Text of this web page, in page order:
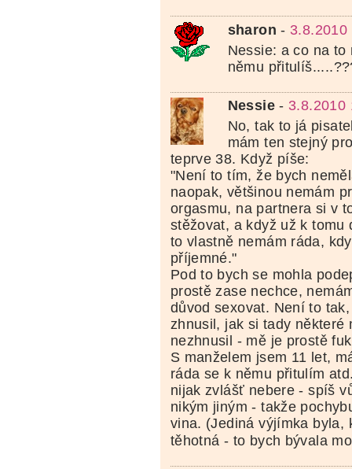
sharon - 3.8.2010
Nessie: a co na to
němu
Nessie- 3.8.2010
No, tak to já
mám ten stejný
teprve 38. Když píše:
"Není to tím, že bych
naopak, většinou nemám
orgasmu, na partnera si v
stěžovat, a když už k tomu
to vlastně nemám ráda,
příjemné."
Pod to bych se mohla
prostě zase nechce,
důvod sexovat. Není to
zhnusil, jak si tady některé
nezhnusil - mě je prostě
S manželem jsem 11 let,
ráda se k němu přitulím
nijak zvlášť nebere - spíš
nikým jiným - takže
vina. (Jediná výjímka byla,
těhotná - to bych bývala